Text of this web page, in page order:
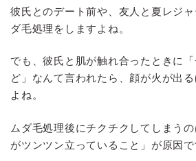
彼氏とのデート前や、友人と夏レジ
ダ毛処理をしますよね。
でも、彼氏と肌が触れ合ったときに
ど」なんて言われたら、顔が火が出
よね。
ムダ毛処理後にチクチクしてしまう
がツンツン立っていること」が原因で